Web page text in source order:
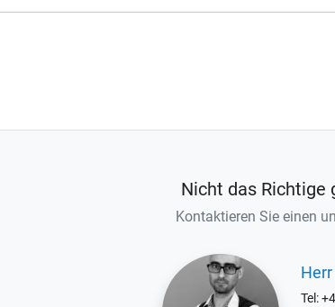
Nicht das Richtige
Kontaktieren Sie einen
Tel: